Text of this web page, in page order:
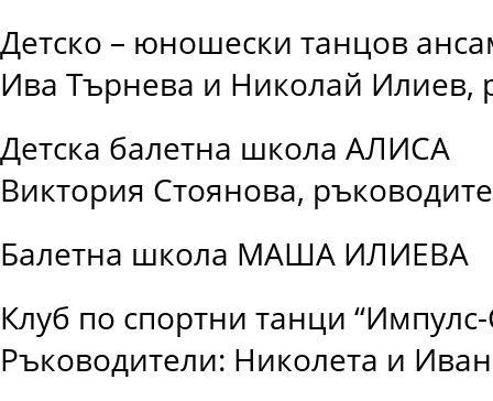
Детско – юношески танцов
Ива Търнева и Николай Илиев,
Детска балетна школа АЛИСА
Виктория Стоянова,
Балетна школа МАША ИЛИЕВА
Клуб по спортни танци
Ръководители: Николета и